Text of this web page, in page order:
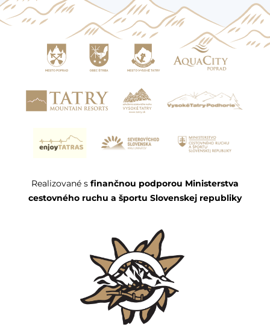
Realizované s finančnou podporou Ministerstva
cestovného ruchu a športu Slovenskej republiky